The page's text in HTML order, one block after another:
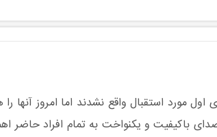
مورد استقبال واقع نشدند اما امروز آنها
باکیفیت و یکنواخت به تمام افراد